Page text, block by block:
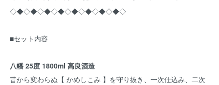
◇◆◇◆◇◆◇◆◇◆◇◆◇◆◇◆◇
■セット内容
八幡 25度 1800ml 高良酒造
昔から変わらぬ【 かめしこみ 】を守り抜き、一次仕込み、二次